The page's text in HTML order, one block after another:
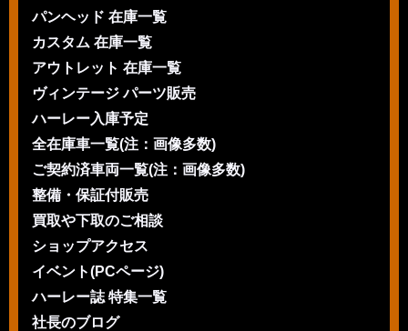
パンヘッド 在庫一覧
カスタム 在庫一覧
アウトレット 在庫一覧
ヴィンテージ パーツ販売
ハーレー入庫予定
全在庫車一覧(注：画像多数)
ご契約済車両一覧(注：画像多数)
整備・保証付販売
買取や下取のご相談
ショップアクセス
イベント(PCページ)
ハーレー誌 特集一覧
社長のブログ